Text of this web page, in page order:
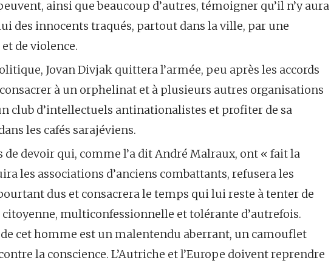
ainsi que beaucoup d’autres, témoigner qu’il n’y aura
des innocents traqués, partout dans la ville, par une
de violence.
Jovan Divjak quittera l’armée, peu après les accords
consacrer à un orphelinat et à plusieurs autres organisations
club d’intellectuels antinationalistes et profiter de sa
les cafés sarajéviens.
de devoir qui, comme l’a dit André Malraux, ont « fait la
les associations d’anciens combattants, refusera les
dus et consacrera le temps qui lui reste à tenter de
multiconfessionnelle et tolérante d’autrefois.
de cet homme est un malentendu aberrant, un camouflet
la conscience. L’Autriche et l’Europe doivent reprendre